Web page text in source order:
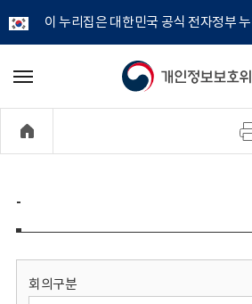
이 누리집은 대한민국 공식 전자정부
개
정
보
메
기
-
회의구분